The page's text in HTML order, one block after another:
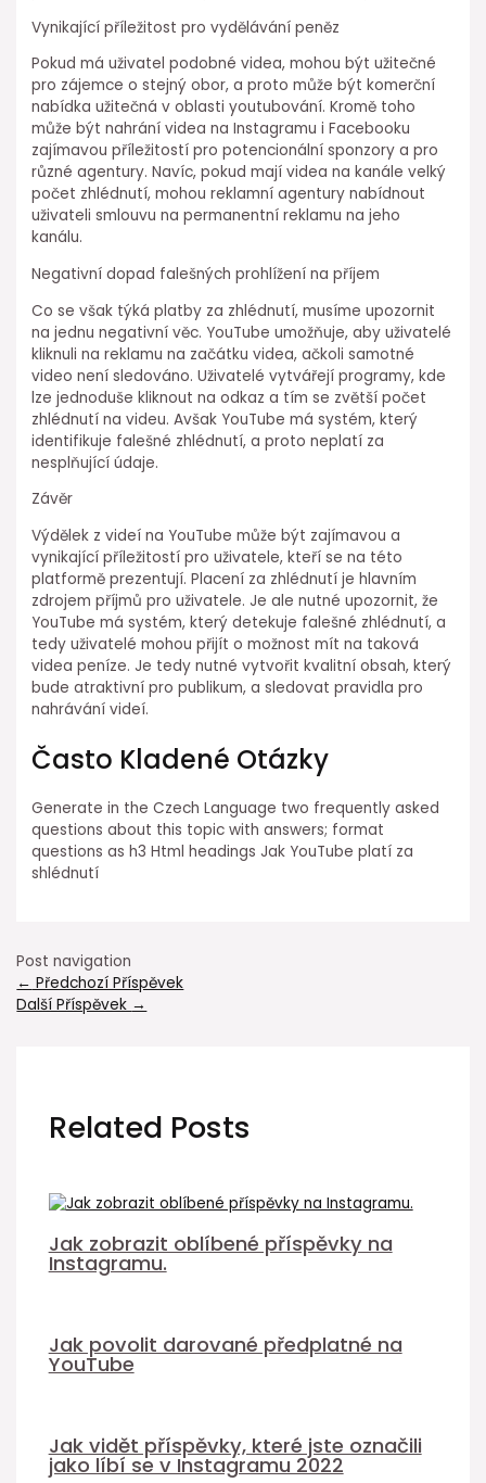
Vynikající příležitost pro vydělávání peněz
Pokud má uživatel podobné videa, mohou být užitečné
pro zájemce o stejný obor, a proto může být komerční
nabídka užitečná v oblasti youtubování. Kromě toho
může být nahrání videa na Instagramu i Facebooku
zajímavou příležitostí pro potencionální sponzory a pro
různé agentury. Navíc, pokud mají videa na kanále velký
počet zhlédnutí, mohou reklamní agentury nabídnout
uživateli smlouvu na permanentní reklamu na jeho
kanálu.
Negativní dopad falešných prohlížení na příjem
Co se však týká platby za zhlédnutí, musíme upozornit
na jednu negativní věc. YouTube umožňuje, aby uživatelé
kliknuli na reklamu na začátku videa, ačkoli samotné
video není sledováno. Uživatelé vytvářejí programy, kde
lze jednoduše kliknout na odkaz a tím se zvětší počet
zhlédnutí na videu. Avšak YouTube má systém, který
identifikuje falešné zhlédnutí, a proto neplatí za
nesplňující údaje.
Závěr
Výdělek z videí na YouTube může být zajímavou a
vynikající příležitostí pro uživatele, kteří se na této
platformě prezentují. Placení za zhlédnutí je hlavním
zdrojem příjmů pro uživatele. Je ale nutné upozornit, že
YouTube má systém, který detekuje falešné zhlédnutí, a
tedy uživatelé mohou přijít o možnost mít na taková
videa peníze. Je tedy nutné vytvořit kvalitní obsah, který
bude atraktivní pro publikum, a sledovat pravidla pro
nahrávání videí.
Často Kladené Otázky
Generate in the Czech Language two frequently asked
questions about this topic with answers; format
questions as h3 Html headings Jak YouTube platí za
shlédnutí
Post navigation
← Předchozí Příspěvek
Další Příspěvek →
Related Posts
Jak zobrazit oblíbené příspěvky na
Instagramu.
Jak povolit darované předplatné na
YouTube
Jak vidět příspěvky, které jste označili
jako líbí se v Instagramu 2022